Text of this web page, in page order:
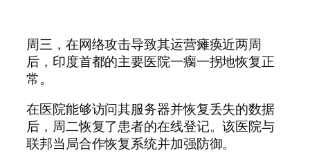
周三，在网络攻击导致其运营瘫痪近两周
后，印度首都的主要医院一瘸一拐地恢复正
常。
在医院能够访问其服务器并恢复丢失的数据
后，周二恢复了患者的在线登记。该医院与
联邦当局合作恢复系统并加强防御。